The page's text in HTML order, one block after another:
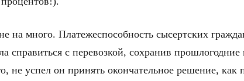
на много. Платежеспособность сысертских
справиться с перевозкой, сохранив
не успел он принять окончательное решение,